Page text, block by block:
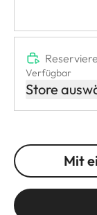
Verfügbar
Store
Mit